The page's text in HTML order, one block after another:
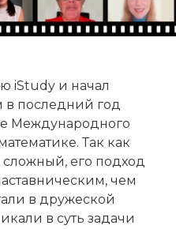
iStudy и начал
в последний год
Международного
Так как
его подход
чем
в дружеской
в суть задачи